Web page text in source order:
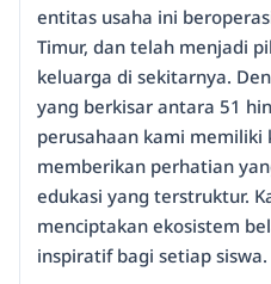
entitas usaha ini
Timur, dan telah menjadi
keluarga di sekitarnya.
yang berkisar antara 51
perusahaan kami memiliki
memberikan perhatian
edukasi yang terstruktur.
menciptakan ekosistem
inspiratif bagi setiap siswa.